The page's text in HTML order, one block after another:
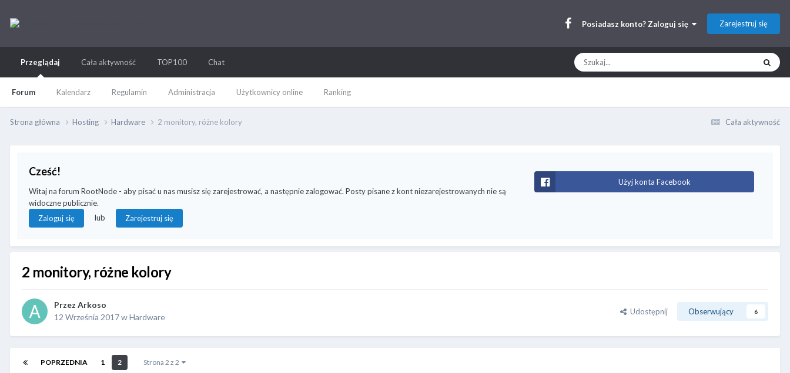
Posiadasz konto? Zaloguj się Zarejestruj się
Przeglądaj
Forum Kalendarz Regulamin Administracja Użytkownicy online Ranking
Cała aktywność TOP100 Chat
Cała aktywność
Strona główna Hosting Hardware 2 monitory, różne kolory
Cześć!
Witaj na forum RootNode - aby pisać u nas musisz się zarejestrować, a następnie zalogować. Posty pisane z kont niezarejestrowanych nie są
widoczne publicznie.
Zaloguj się
lub Zarejestruj się
Użyj konta Facebook
2 monitory, różne kolory
Przez Arkoso
12 Września 2017wHardware
Udostępnij Obserwujący 6
POPRZEDNIA 1 2 Strona 2 z 2